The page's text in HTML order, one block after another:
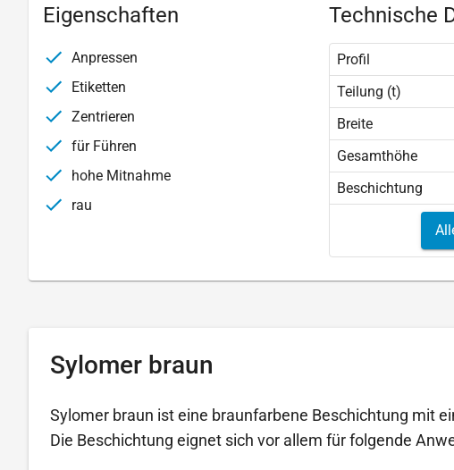
Eigenschaften
Anpressen
Etiketten
Zentrieren
für Führen
hohe Mitnahme
rau
Technische
Profil
Teilung (t)
Breite
Gesamthöhe
Beschichtung
Sylomer braun
Sylomer braun ist eine braunfarbene Beschichtung mit
Die Beschichtung eignet sich vor allem für folgende